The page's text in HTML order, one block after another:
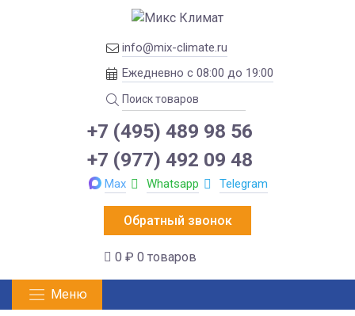
info@mix-climate.ru
Ежедневно с 08:00 до 19:00
+7 (495) 489 98 56
+7 (977) 492 09 48
Max Whatsapp Telegram
Обратный звонок
0 ₽ 0 товаров
Меню